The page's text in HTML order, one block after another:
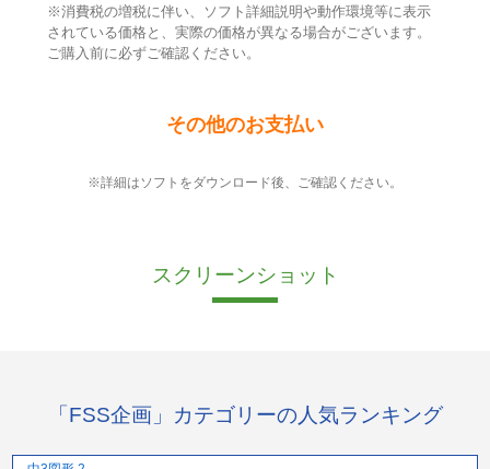
※消費税の増税に伴い、ソフト詳細説明や動作環境等に表示
されている価格と、実際の価格が異なる場合がございます。
ご購入前に必ずご確認ください。
その他のお支払い
※詳細はソフトをダウンロード後、ご確認ください。
スクリーンショット
「FSS企画」カテゴリーの人気ランキング